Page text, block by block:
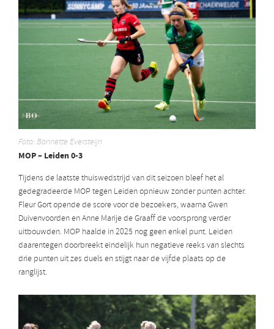
Foto: Bonnette Eversteijn
MOP – Leiden 0-3
Tijdens de laatste thuiswedstrijd van dit seizoen bleef het al
gedegradeerde MOP tegen Leiden opnieuw zonder punten achter.
Fleur Gort opende de score voor de bezoekers, waarna Gwen
Duivenvoorden en Anne Marije de Graaff de voorsprong verder
uitbouwden. MOP haalde in 2025 nog geen enkel punt. Leiden
daarentegen doorbreekt eindelijk hun negatieve reeks van slechts
drie punten uit zes duels en stijgt naar de vijfde plaats op de
ranglijst.